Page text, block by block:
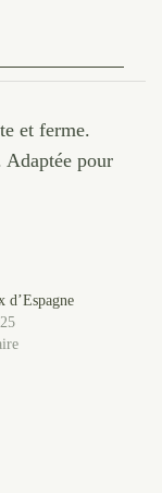
et ferme.
Adaptée pour
d’Espagne